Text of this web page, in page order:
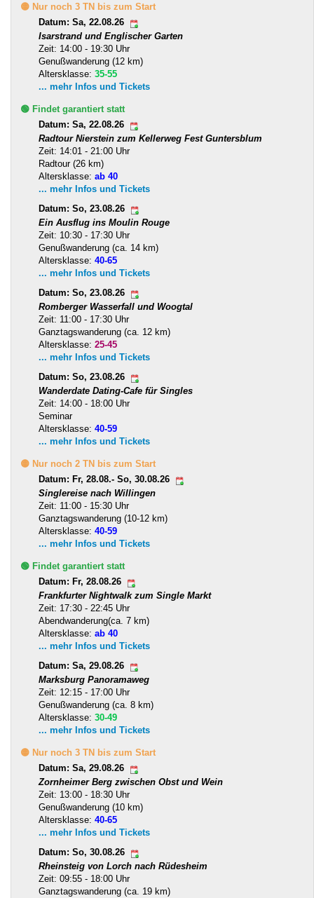
🟡 Nur noch 3 TN bis zum Start
Datum: Sa, 22.08.26
Isarstrand und Englischer Garten
Zeit: 14:00 - 19:30 Uhr
Genußwanderung (12 km)
Altersklasse: 35-55
... mehr Infos und Tickets
🟢 Findet garantiert statt
Datum: Sa, 22.08.26
Radtour Nierstein zum Kellerweg Fest Guntersblum
Zeit: 14:01 - 21:00 Uhr
Radtour (26 km)
Altersklasse: ab 40
... mehr Infos und Tickets
Datum: So, 23.08.26
Ein Ausflug ins Moulin Rouge
Zeit: 10:30 - 17:30 Uhr
Genußwanderung (ca. 14 km)
Altersklasse: 40-65
... mehr Infos und Tickets
Datum: So, 23.08.26
Romberger Wasserfall und Woogtal
Zeit: 11:00 - 17:30 Uhr
Ganztagswanderung (ca. 12 km)
Altersklasse: 25-45
... mehr Infos und Tickets
Datum: So, 23.08.26
Wanderdate Dating-Cafe für Singles
Zeit: 14:00 - 18:00 Uhr
Seminar
Altersklasse: 40-59
... mehr Infos und Tickets
🟡 Nur noch 2 TN bis zum Start
Datum: Fr, 28.08.- So, 30.08.26
Singlereise nach Willingen
Zeit: 11:00 - 15:30 Uhr
Ganztagswanderung (10-12 km)
Altersklasse: 40-59
... mehr Infos und Tickets
🟢 Findet garantiert statt
Datum: Fr, 28.08.26
Frankfurter Nightwalk zum Single Markt
Zeit: 17:30 - 22:45 Uhr
Abendwanderung(ca. 7 km)
Altersklasse: ab 40
... mehr Infos und Tickets
Datum: Sa, 29.08.26
Marksburg Panoramaweg
Zeit: 12:15 - 17:00 Uhr
Genußwanderung (ca. 8 km)
Altersklasse: 30-49
... mehr Infos und Tickets
🟡 Nur noch 3 TN bis zum Start
Datum: Sa, 29.08.26
Zornheimer Berg zwischen Obst und Wein
Zeit: 13:00 - 18:30 Uhr
Genußwanderung (10 km)
Altersklasse: 40-65
... mehr Infos und Tickets
Datum: So, 30.08.26
Rheinsteig von Lorch nach Rüdesheim
Zeit: 09:55 - 18:00 Uhr
Ganztagswanderung (ca. 19 km)